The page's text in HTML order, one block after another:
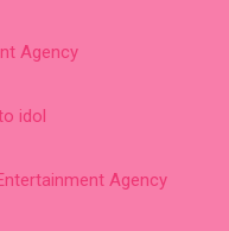
Agency
idol
Agency